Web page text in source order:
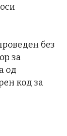
без
за
од
код за